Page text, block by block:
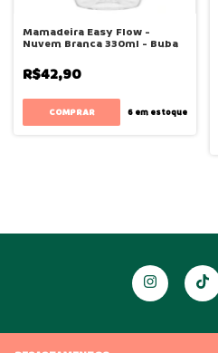
Mamadeira Easy Flow -
Nuvem Branca 330ml - Buba
R$42,90
6em estoque